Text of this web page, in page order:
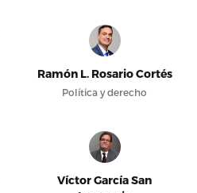
Ramón L. Rosario Cortés
Política y derecho
Víctor García San